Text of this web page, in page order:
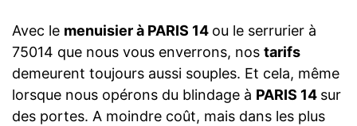
Avec le menuisier à PARIS 14 ou le serrurier à
75014 que nous vous enverrons, nos tarifs
demeurent toujours aussi souples. Et cela, même
lorsque nous opérons du blindage à PARIS 14 sur
des portes. A moindre coût, mais dans les plus